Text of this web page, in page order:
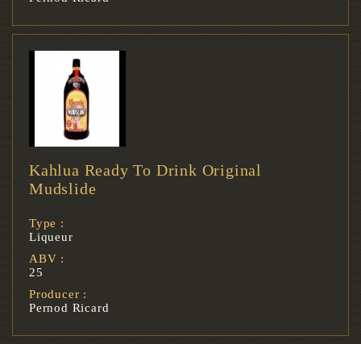
Kahlua Ready To Drink Original
Mudslide
Type :
Liqueur
ABV :
25
Producer :
Pernod Ricard